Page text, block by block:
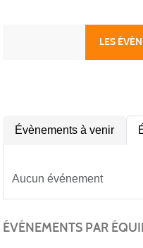
LES
Évènements à venir
Aucun événement
ÉVÉNEMENTS PAR